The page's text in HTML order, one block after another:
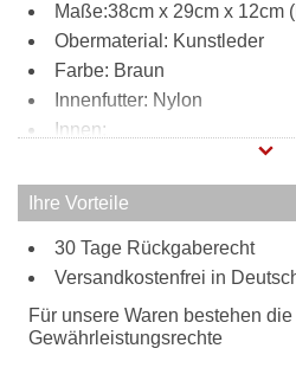
Maße:38cm x 29cm x 12cm
Obermaterial: Kunstleder
Farbe: Braun
Innenfutter: Nylon
Innen:
Reißverschlussfach
2 Steckfächer
Tragweise:
Schultergurt
Besonderheiten:
verstellbarer
Ihre Vorteile
30 Tage Rückgaberecht
Versandkostenfrei in
Für unsere Waren bestehen
Gewährleistungsrechte